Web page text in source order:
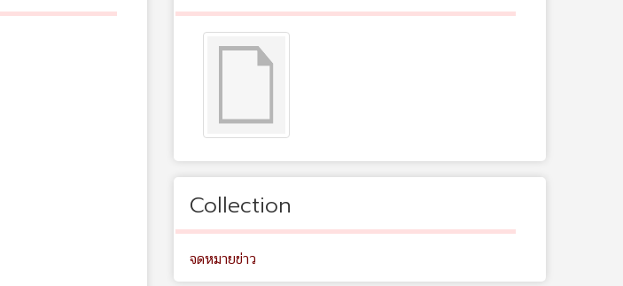
Collection
จดหมายข่าว